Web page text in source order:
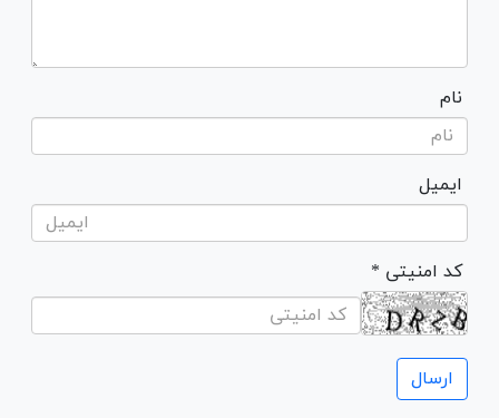
نام
ایمیل
* کد امنیتی